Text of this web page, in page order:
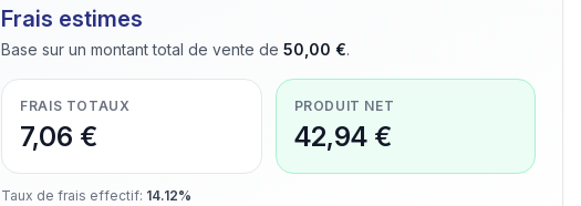
Frais estimes
Base sur un montant total de vente de 50,00 €.
FRAIS TOTAUX
7,06 €
PRODUIT NET
42,94 €
Taux de frais effectif: 14.12%